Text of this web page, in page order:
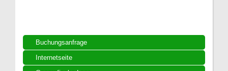
Buchungsanfrage
Internetseite